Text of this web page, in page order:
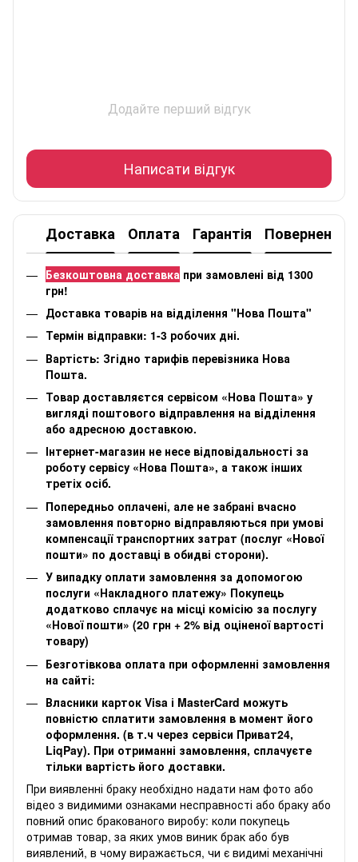
Додайте перший відгук
Написати відгук
Доставка Оплата Гарантія Повернення
Безкоштовна доставка при замовлені від 1300
грн!
Доставка товарів на відділення "Нова Пошта"
Термін відправки: 1-3 робочих дні.
Вартість: Згідно тарифів перевізника Нова
Пошта.
Товар доставляєтся сервісом «Нова Пошта» у
вигляді поштового відправлення на відділення
або адресною доставкою.
Інтернет-магазин не несе відповідальності за
роботу сервісу «Нова Пошта», а також інших
третіх осіб.
Попередньо оплачені, але не забрані вчасно
замовлення повторно відправляються при умові
компенсації транспортних затрат (послуг «Нової
пошти» по доставці в обидві сторони).
У випадку оплати замовлення за допомогою
послуги «Накладного платежу» Покупець
додатково сплачує на місці комісію за послугу
«Нової пошти» (20 грн + 2% від оціненої вартості
товару)
Безготівкова оплата при оформленні замовлення
на сайті:
Власники карток Visa і MasterCard можуть
повністю сплатити замовлення в момент його
оформлення. (в т.ч через сервіси Приват24,
LiqPay). При отриманні замовлення, сплачуєте
тільки вартість його доставки.
‌‌При виявленні браку необхідно надати нам фото або
відео з видимими ознаками несправності або браку або
повний опис бракованого виробу: коли покупець
отримав товар, за яких умов виник брак або був
виявлений, в чому виражається, чи є видимі механічні